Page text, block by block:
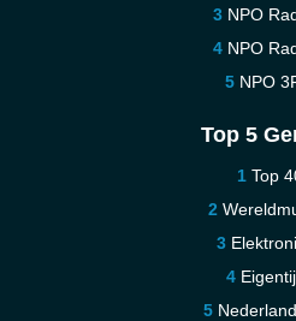
NPO
NPO
NPO
Top 5
Top